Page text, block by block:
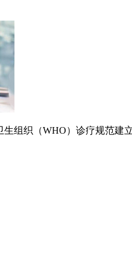
组织（WHO）诊疗规范建